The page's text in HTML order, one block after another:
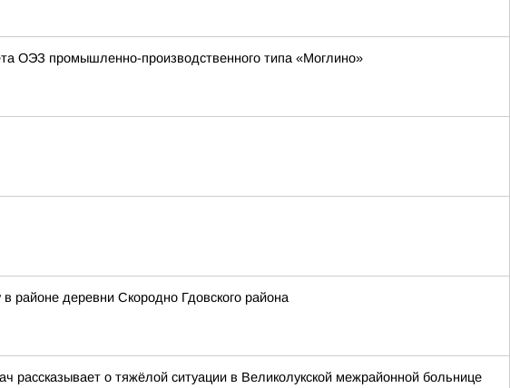
ОЭЗ промышленно-производственного типа «Моглино»
районе деревни Скородно Гдовского района
о тяжёлой ситуации в Великолукской межрайонной больнице